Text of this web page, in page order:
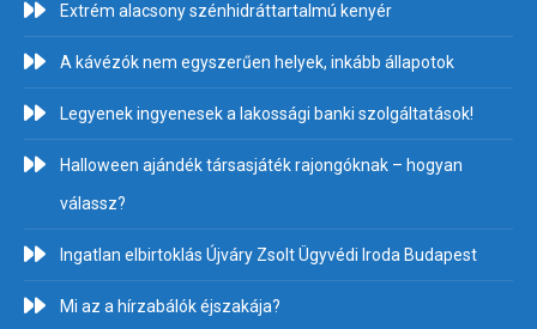
Extrém alacsony szénhidráttartalmú kenyér
A kávézók nem egyszerűen helyek, inkább állapotok
Legyenek ingyenesek a lakossági banki szolgáltatások!
Halloween ajándék társasjáték rajongóknak – hogyan
válassz?
Ingatlan elbirtoklás Újváry Zsolt Ügyvédi Iroda Budapest
Mi az a hírzabálók éjszakája?